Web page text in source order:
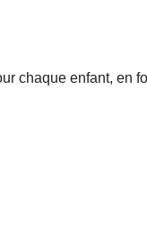
chaque enfant, en